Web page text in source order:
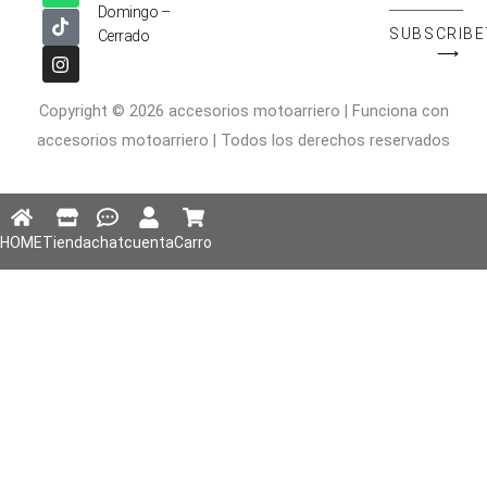
e
b
o
o
k
t
s
a
p
p
t
o
k
t
a
g
r
a
m
Domingo –
Cerrado
correo
⟶
Copyright © 2026 accesorios motoarriero | Funciona con
accesorios motoarriero | Todos los derechos reservados
HOMETiendachatcuentaCarro